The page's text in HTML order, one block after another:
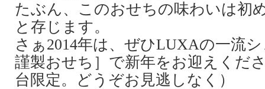
たぶん、このおせちの味わいは初
と存じます。
さぁ2014年は、ぜひLUXAの一流
謹製おせち］で新年をお迎えくだ
台限定。どうぞお見逃しなく）